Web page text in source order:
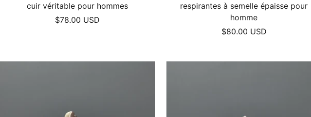
cuir véritable pour hommes
Prix
$78.00 USD
respirantes à semelle épaisse pour
homme
Prix
$80.00 USD